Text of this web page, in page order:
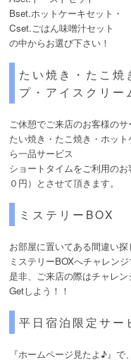
Bset.ホットケーキセット・
Cset.ごはん味噌汁セット
の中からお選び下さい！
たい焼き・たこ焼
プ・アイスクリー
ご休憩でご来店のお客様のサ
たい焼き・たこ焼き・ホッ
ら一品サービス
ショートタイムをご利用の
０円）とさせて頂きます。
ミステリーBOX
お部屋に置いてある間違い
ミステリーBOXへチャレンジ
是非、ご来店の際はチャレ
Getしよう！！
平日宿泊限定サー
『ホームページ見たよ♪』で